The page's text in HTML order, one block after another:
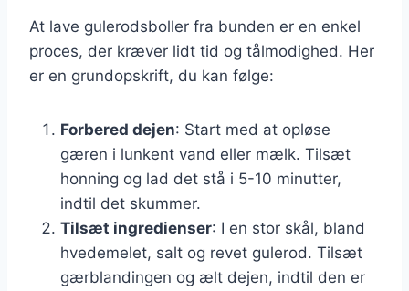
At lave gulerodsboller fra bunden er en enkel
proces, der kræver lidt tid og tålmodighed. Her
er en grundopskrift, du kan følge:
Forbered dejen: Start med at opløse
gæren i lunkent vand eller mælk. Tilsæt
honning og lad det stå i 5-10 minutter,
indtil det skummer.
Tilsæt ingredienser: I en stor skål, bland
hvedemelet, salt og revet gulerod. Tilsæt
gærblandingen og ælt dejen, indtil den er